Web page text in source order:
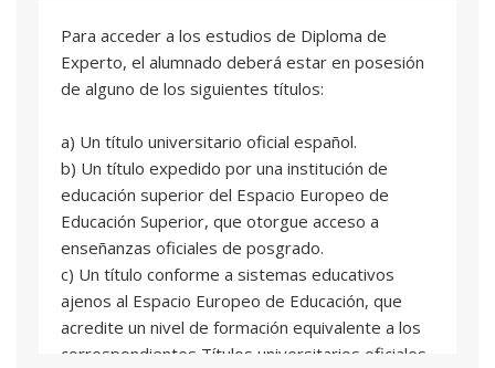
Para acceder a los estudios de Diploma de
Experto, el alumnado deberá estar en posesión
de alguno de los siguientes títulos:
a) Un título universitario oficial español.
b) Un título expedido por una institución de
educación superior del Espacio Europeo de
Educación Superior, que otorgue acceso a
enseñanzas oficiales de posgrado.
c) Un título conforme a sistemas educativos
ajenos al Espacio Europeo de Educación, que
acredite un nivel de formación equivalente a los
correspondientes Títulos universitarios oficiales